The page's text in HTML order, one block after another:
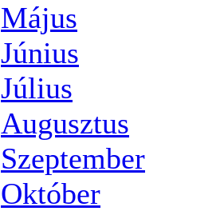
Május
Június
Július
Augusztus
Szeptember
Október